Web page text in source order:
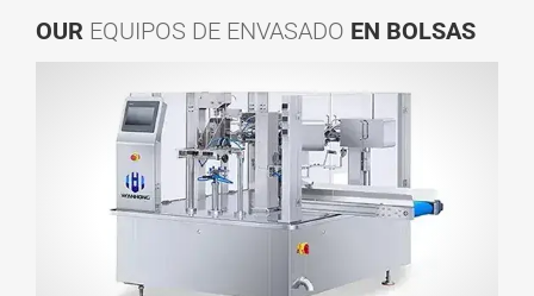
OUR EQUIPOS DE ENVASADO EN BOLSAS